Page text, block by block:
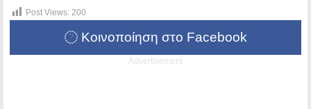
Post Views: 200
Κοινοποίηση στο Facebook
Advertisement